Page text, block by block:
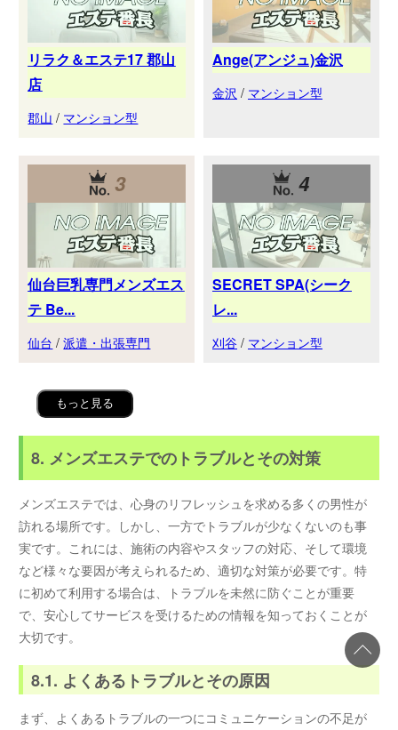
リラク＆エステ17 郡山
店
郡山 / マンション型
Ange(アンジュ)金沢
金沢 / マンション型
3
仙台巨乳専門メンズエス
テ Be...
仙台 /派遣・出張専門
4
SECRET SPA(シーク
レ...
刈谷 / マンション型
もっと見る
8. メンズエステでのトラブルとその対策
メンズエステでは、心身のリフレッシュを求める多くの男性が
訪れる場所です。しかし、一方でトラブルが少なくないのも事
実です。これには、施術の内容やスタッフの対応、そして環境
など様々な要因が考えられるため、適切な対策が必要です。特
に初めて利用する場合は、トラブルを未然に防ぐことが重要
で、安心してサービスを受けるための情報を知っておくことが
大切です。
8.1. よくあるトラブルとその原因
まず、よくあるトラブルの一つにコミュニケーションの不足が